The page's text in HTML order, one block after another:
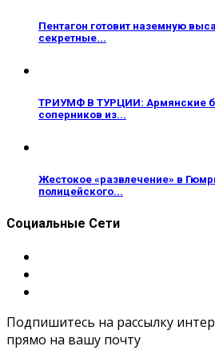
Пентагон готовит наземную
секретные...
ТРИУМФ В ТУРЦИИ: Армянские
соперников из...
Жестокое «развлечение» в
полицейского...
Социальные Сети
Подпишитесь на рассылку
прямо на вашу почту